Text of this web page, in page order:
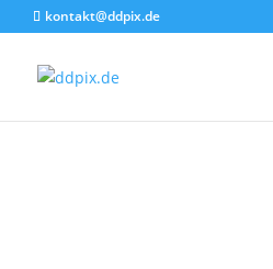
kontakt@ddpix.de